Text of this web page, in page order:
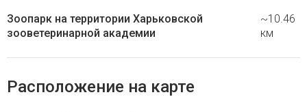
Зоопарк на территории Харьковской
зооветеринарной академии
~10.46
км
Расположение на карте